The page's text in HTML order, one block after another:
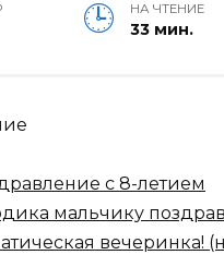
НА ЧТЕНИЕ
33 мин.
с 8-летием
мальчику
вечеринка!